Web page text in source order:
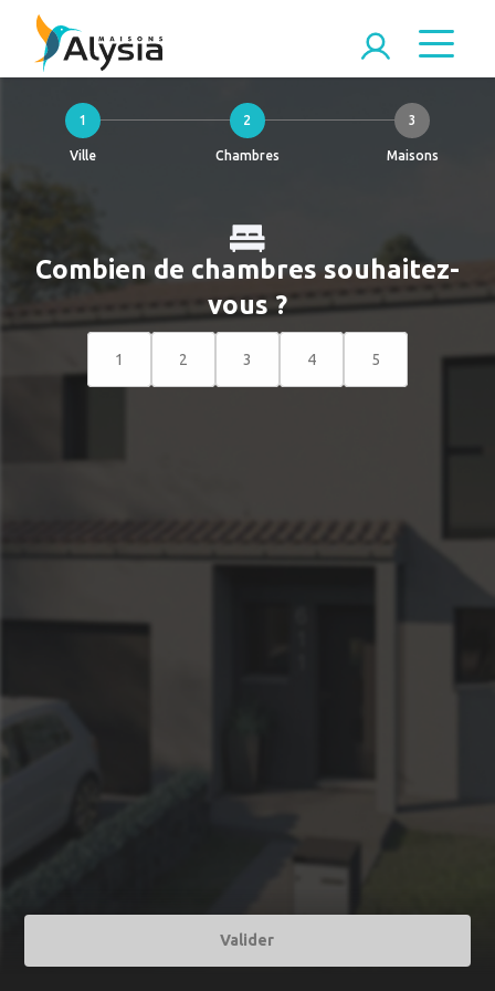
1
Ville
2
Chambres
3
Maisons
Combien de chambres souhaitez-
vous ?
1 2 3 4 5
Valider